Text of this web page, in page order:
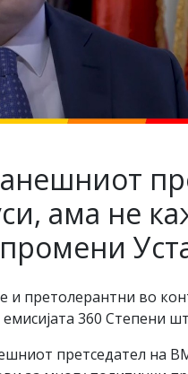
ама не
претолерантни во
360 Степени
претседател на